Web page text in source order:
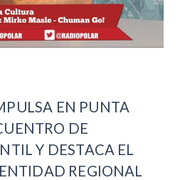
EN PUNTA
DE
Y DESTACA EL
REGIONAL